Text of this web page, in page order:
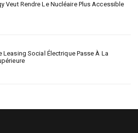
Veut Rendre Le Nucléaire Plus Accessible
Leasing Social Électrique Passe À La